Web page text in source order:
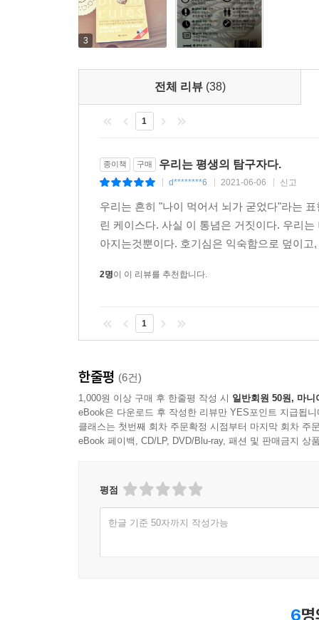
남자와 여자의 뇌는 다르다. 남성과 여성의 뇌는
주는 영역 역시 남녀 간에 차이가 있다. 그런
나타나지는 않을 수도 있으며, 무엇보다도 인류는
12. 생각의 재발견｜탐구 … 우리는 평생 타고난
인간이 지닌 최고의 특성은 나이의 높낮이를 불
전략을 사용해서 더 많은 것들을 학습한다. 얼마
것이 입증되었다. 즉, 인간은 아기부터 성인을 거
3
전체 리뷰 (38)
1
종이책 구매 우리는 평생의 탐구자다.
d********6 2021-06-06 신고
우리는 흔히 "나이 먹어서 뇌가 굳었다"라는
린 케이스다. 사실 이 통념은 거짓이다. 우리
아지는것뿐이다. 호기심은 익숙함으로 덮이
2명이 이 리뷰를 추천합니다.
1
한줄평 (6건)
1,000원 이상 구매 후 한줄평 작성 시 일반회원 50원, 마니
eBook은 다운로드 후 작성한 리뷰만 YES포인트 지급됩니
클래스는 첫번째 회차 주문확정 시점부터 마지막 회차 주
eBook 페이백, CD/LP, DVD/Blu-ray, 패션 및 판매금지 상
평점
한글 기준 50자까지 작성가능
6